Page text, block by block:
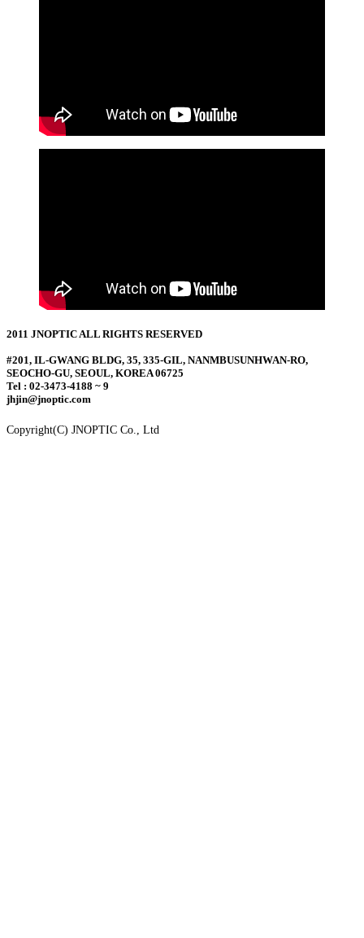
2011 JNOPTIC ALL RIGHTS RESERVED
#201, IL-GWANG BLDG, 35, 335-GIL, NANMBUSUNHWAN-RO,
SEOCHO-GU, SEOUL, KOREA 06725
Tel : 02-3473-4188 ~ 9
jhjin@jnoptic.com